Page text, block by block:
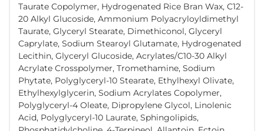
Taurate Copolymer, Hydrogenated Rice Bran Wax, C12-
20 Alkyl Glucoside, Ammonium Polyacryloyldimethyl
Taurate, Glyceryl Stearate, Dimethiconol, Glyceryl
Caprylate, Sodium Stearoyl Glutamate, Hydrogenated
Lecithin, Glyceryl Glucoside, Acrylates/C10-30 Alkyl
Acrylate Crosspolymer, Tromethamine, Sodium
Phytate, Polyglyceryl-10 Stearate, Ethylhexyl Olivate,
Ethylhexylglycerin, Sodium Acrylates Copolymer,
Polyglyceryl-4 Oleate, Dipropylene Glycol, Linolenic
Acid, Polyglyceryl-10 Laurate, Sphingolipids,